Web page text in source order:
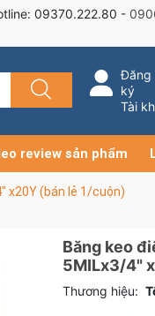
09370.222.80 -
Đăng
ký
Tài
review sản phẩm
x20Y (bán lẻ 1/cuộn)
Băng keo
5MILx3/4"
Thương hiệu: